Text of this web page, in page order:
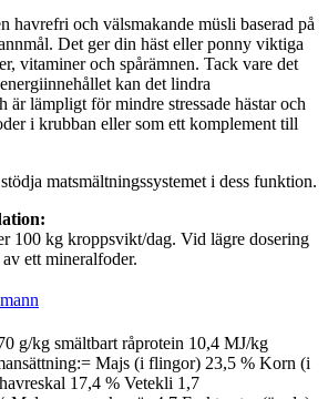
havrefri och välsmakande müsli baserad på
Det ger din häst eller ponny viktiga
vitaminer och spårämnen. Tack vare det
kan det lindra
är lämpligt för mindre stressade hästar och
i krubban eller som ett komplement till
matsmältningssystemet i dess funktion.
100 kg kroppsvikt/dag. Vid lägre dosering
ett mineralfoder.
g/kg smältbart råprotein 10,4 MJ/kg
Majs (i flingor) 23,5 % Korn (i
17,4 % Vetekli 1,7